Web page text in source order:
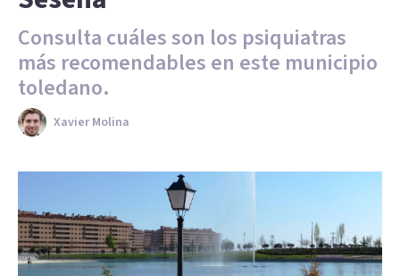
Consulta cuáles son los psiquiatras
más recomendables en este municipio
toledano.
Xavier Molina